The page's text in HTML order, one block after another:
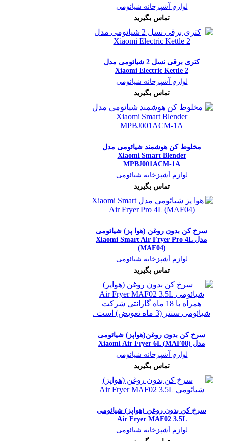
لوازم آشپزخانه شیائومی
تماس بگیرید
کتری برقی نسل 2 شیائومی مدل
Xiaomi Electric Kettle 2
لوازم آشپزخانه شیائومی
تماس بگیرید
مخلوط کن هوشمند شیائومی مدل
Xiaomi Smart Blender
MPBJ001ACM-1A
لوازم آشپزخانه شیائومی
تماس بگیرید
سرخ کن بدون روغن (هوا پز) شیائومی
مدل Xiaomi Smart Air Fryer Pro 4L
(MAF04)
لوازم آشپزخانه شیائومی
تماس بگیرید
سرخ کن بدون روغن(هواپز) شیائومی
مدل Xiaomi Air Fryer 6L (MAF08)
لوازم آشپزخانه شیائومی
تماس بگیرید
سرخ کن بدون روغن (هواپز) شیائومی
Air Fryer MAF02 3.5L
لوازم آشپزخانه شیائومی